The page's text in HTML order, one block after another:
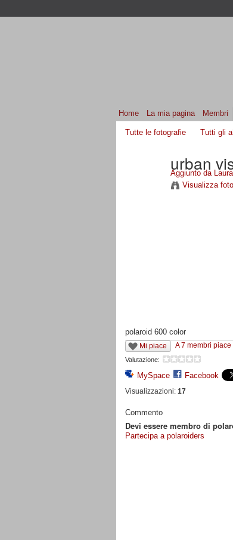
Home La mia pagina Membri
Tutte le fotografie Tutti gli
urban
Aggiunto da
Visualizza
polaroid 600 color
Mi piace A 7 membri
Valutazione:
MySpace Facebook
Visualizzazioni: 17
Commento
Devi essere membro di
Partecipa a polaroiders